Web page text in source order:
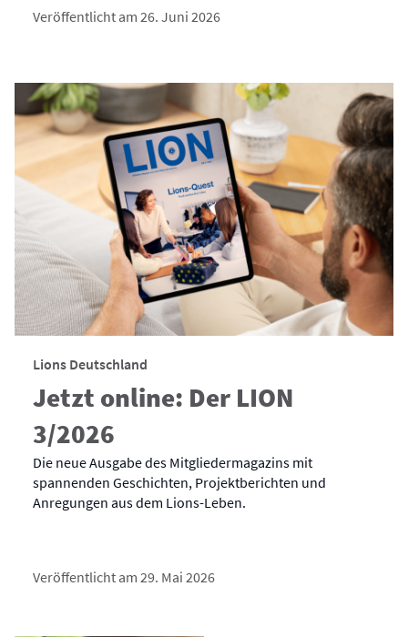
Veröffentlicht am 26. Juni 2026
Lions Deutschland
Jetzt online: Der LION
3/2026
Die neue Ausgabe des Mitgliedermagazins mit
spannenden Geschichten, Projektberichten und
Anregungen aus dem Lions-Leben.
Veröffentlicht am 29. Mai 2026